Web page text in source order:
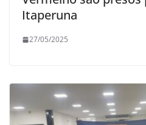
Itaperuna
27/05/2025